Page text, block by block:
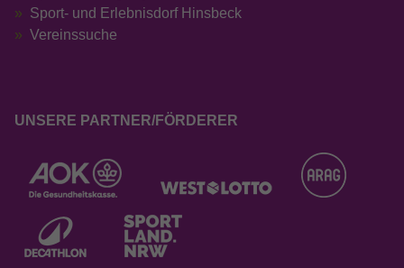
Sport- und Erlebnisdorf Hinsbeck
Vereinssuche
UNSERE PARTNER/FÖRDERER